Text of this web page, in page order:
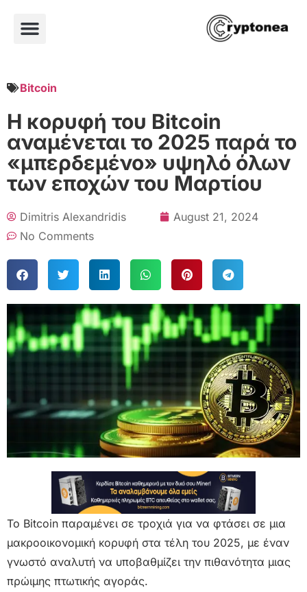
Bitcoin
Η κορυφή του Bitcoin
αναμένεται το 2025 παρά το
«μπερδεμένο» υψηλό όλων
των εποχών του Μαρτίου
Dimitris Alexandridis
August 21, 2024
No Comments
Το Bitcoin παραμένει σε τροχιά για να φτάσει σε μια
μακροοικονομική κορυφή στα τέλη του 2025, με έναν
γνωστό αναλυτή να υποβαθμίζει την πιθανότητα μιας
πρώιμης πτωτικής αγοράς.